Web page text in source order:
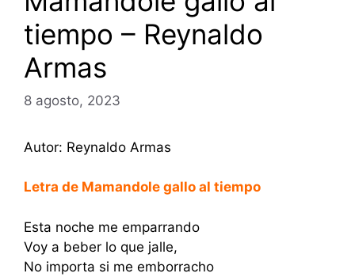
tiempo – Reynaldo
Armas
8 agosto, 2023
Autor: Reynaldo Armas
Letra de Mamandole gallo al tiempo
Esta noche me emparrando
Voy a beber lo que jalle,
No importa si me emborracho